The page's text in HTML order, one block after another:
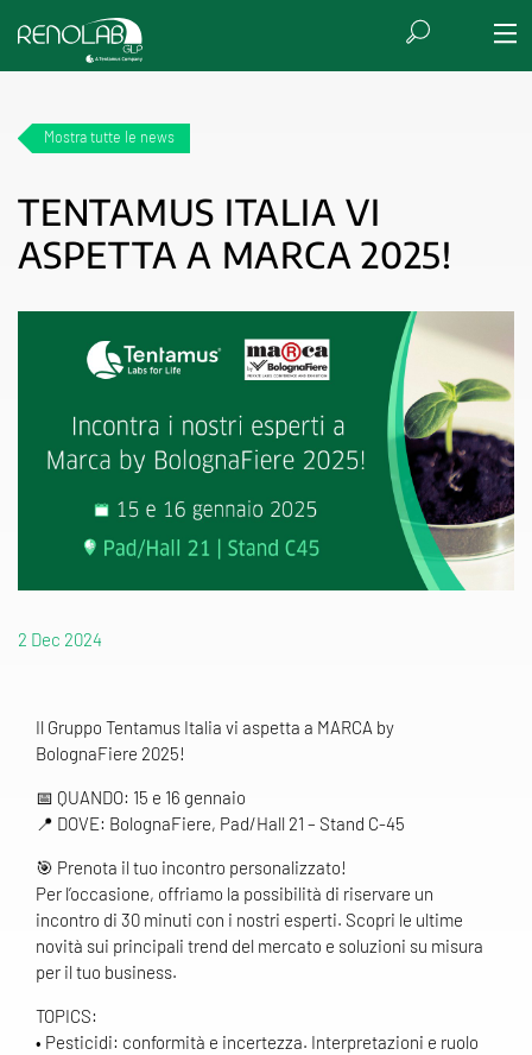
Mostra tutte le news
TENTAMUS ITALIA VI
ASPETTA A MARCA 2025!
2 Dec 2024
Il Gruppo Tentamus Italia vi aspetta a MARCA by
BolognaFiere 2025!
📅 QUANDO: 15 e 16 gennaio
📍 DOVE: BolognaFiere, Pad/Hall 21 – Stand C-45
🎯 Prenota il tuo incontro personalizzato!
Per l’occasione, offriamo la possibilità di riservare un
incontro di 30 minuti con i nostri esperti. Scopri le ultime
novità sui principali trend del mercato e soluzioni su misura
per il tuo business.
TOPICS:
• Pesticidi: conformità e incertezza. Interpretazioni e ruolo